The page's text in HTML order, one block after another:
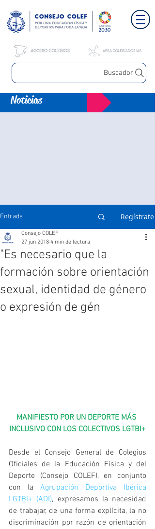
Buscador
Noticias
Entrada Regístrate
"Es necesario que la
formación sobre orientación
sexual, identidad de género
o expresión de gén
Consejo COLEF
27 jun 2018 4 min de lectura
MANIFIESTO POR UN DEPORTE MÁS
INCLUSIVO CON LOS COLECTIVOS LGTBI+
Desde el Consejo General de Colegios
Oficiales de la Educación Física y del
Deporte (Consejo COLEF), en conjunto
con la Agrupación Deportiva Ibérica
LGTBI+ (ADI), expresamos la necesidad
de trabajar, de una forma explícita, la no
discriminación por razón de orientación